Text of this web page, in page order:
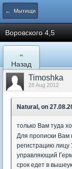
← Мытищи
Воровского 4,5
«
Назад
Timoshka
28 Aug 2012
Natural, on
только Вам туда
Для прописки Вам
регистрацию
управляющий
срок едет в